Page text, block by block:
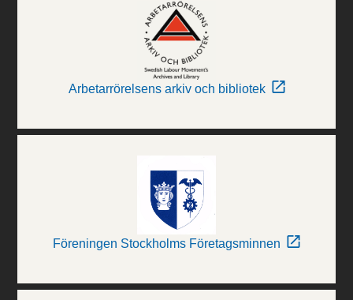
Arbetarrörelsens arkiv och bibliotek
Föreningen Stockholms Företagsminnen